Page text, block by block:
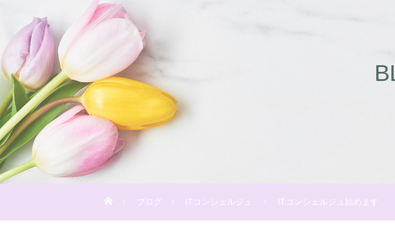
ブログ ITコンシェルジュ ITコンシェルジュ始めます